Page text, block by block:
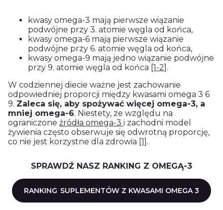
kwasy omega-3 mają pierwsze wiązanie
podwójne przy 3. atomie węgla od końca,
kwasy omega-6 mają pierwsze wiązanie
podwójne przy 6. atomie węgla od końca,
kwasy omega-9 mają jedno wiązanie podwójne
przy 9. atomie węgla od końca [1-2] .
W codziennej diecie ważne jest zachowanie
odpowiedniej proporcji między kwasami omega 3 6
9. Zaleca się, aby spożywać więcej omega-3, a
mniej omega-6. Niestety, ze względu na
ograniczone źródła omega-3 i zachodni model
żywienia często obserwuje się odwrotną proporcję,
co nie jest korzystne dla zdrowia [1] .
SPRAWDŹ NASZ RANKING Z OMEGĄ-3
RANKING SUPLEMENTÓW Z KWASAMI OMEGA 3